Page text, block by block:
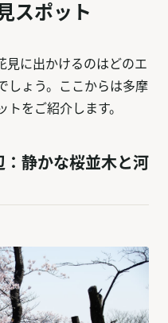
スポット
見に出かけるのはどのエ
しょう。ここからは多摩
をご紹介します。
：静かな桜並木と河